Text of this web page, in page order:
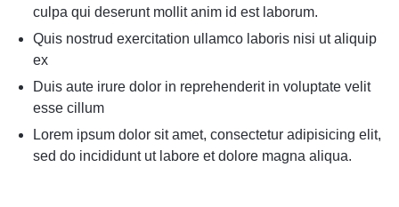
culpa qui deserunt mollit anim id est laborum.
Quis nostrud exercitation ullamco laboris nisi ut aliquip
ex
Duis aute irure dolor in reprehenderit in voluptate velit
esse cillum
Lorem ipsum dolor sit amet, consectetur adipisicing elit,
sed do incididunt ut labore et dolore magna aliqua.